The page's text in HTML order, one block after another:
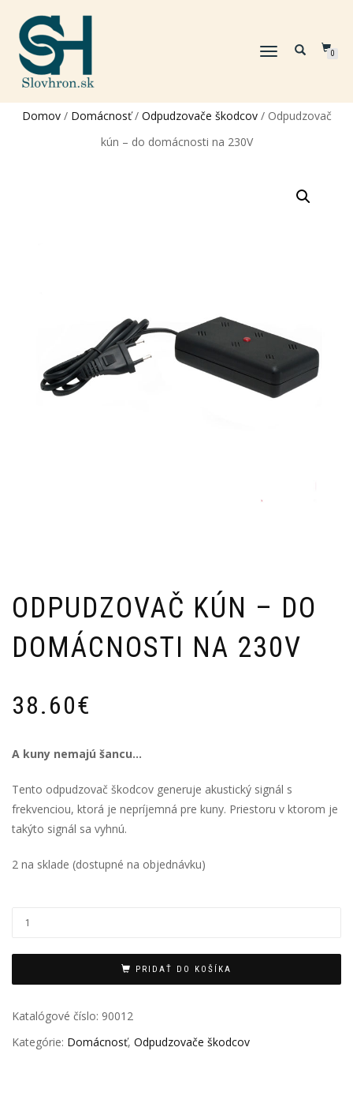
TOGGLE
0
Domov/ Domácnosť/ Odpudzovače škodcov/ Odpudzovač
kún – do domácnosti na 230V
ODPUDZOVAČ KÚN – DO
DOMÁCNOSTI NA 230V
38.60€
A kuny nemajú šancu…
Tento odpudzovač škodcov generuje akustický signál s
frekvenciou, ktorá je nepríjemná pre kuny. Priestoru v ktorom je
takýto signál sa vyhnú.
2 na sklade (dostupné na objednávku)
PRIDAŤ DO KOŠÍKA
Katalógové číslo: 90012
Kategórie: Domácnosť, Odpudzovače škodcov